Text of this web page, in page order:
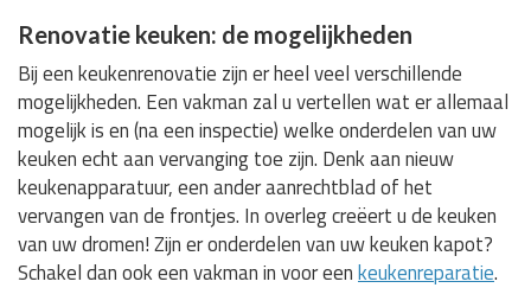
Renovatie keuken: de mogelijkheden
Bij een keukenrenovatie zijn er heel veel verschillende
mogelijkheden. Een vakman zal u vertellen wat er allemaal
mogelijk is en (na een inspectie) welke onderdelen van uw
keuken echt aan vervanging toe zijn. Denk aan nieuw
keukenapparatuur, een ander aanrechtblad of het
vervangen van de frontjes. In overleg creëert u de keuken
van uw dromen! Zijn er onderdelen van uw keuken kapot?
Schakel dan ook een vakman in voor eenkeukenreparatie.